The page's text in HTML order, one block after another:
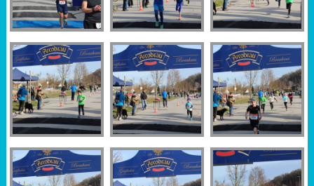
Sportabzeichen
Tempo & Gymnastik